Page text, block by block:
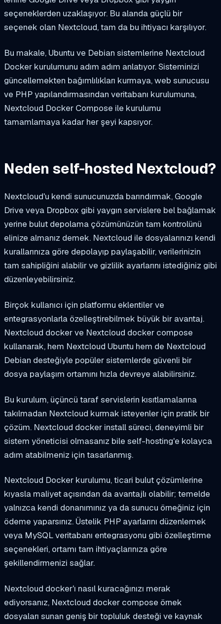
seçeneklerden uzaklaşıyor. Bu alanda güçlü bir
seçenek olan Nextcloud, tam da bu ihtiyacı karşılıyor.
Bu makale, Ubuntu ve Debian sistemlerine Nextcloud
Docker kurulumunu adım adım anlatıyor. Sisteminizi
güncellemekten bağımlılıkları kurmaya, web sunucusu
ve PHP yapılandırmasından veritabanı kurulumuna,
Nextcloud Docker Compose ile kurulumu
tamamlamaya kadar her şeyi kapsıyor.
Neden self-hosted Nextcloud?
Nextcloud'u kendi sunucunuzda barındırmak, Google
Drive veya Dropbox gibi yaygın servislere bel bağlamak
yerine bulut depolama çözümünüzün tam kontrolünü
elinize almanız demek. Nextcloud ile dosyalarınızı kendi
kurallarınıza göre depolayıp paylaşabilir, verilerinizin
tam sahipliğini alabilir ve gizlilik ayarlarını istediğiniz gibi
düzenleyebilirsiniz.
Birçok kullanıcı için platformu eklentiler ve
entegrasyonlarla özelleştirebilmek büyük bir avantaj.
Nextcloud docker ve Nextcloud docker compose
kullanarak, hem Nextcloud Ubuntu hem de Nextcloud
Debian desteğiyle popüler sistemlerde güvenli bir
dosya paylaşım ortamını hızla devreye alabilirsiniz.
Bu kurulum, üçüncü taraf servislerin kısıtlamalarına
takılmadan Nextcloud kurmak isteyenler için pratik bir
çözüm. Nextcloud docker install süreci, deneyimli bir
sistem yöneticisi olmasanız bile self-hosting'e kolayca
adım atabilmeniz için tasarlanmış.
Nextcloud Docker kurulumu, ticari bulut çözümlerine
kıyasla maliyet açısından da avantajlı olabilir; temelde
yalnızca kendi donanımınız ya da sunucu örneğiniz için
ödeme yaparsınız. Üstelik PHP ayarlarını düzenlemek
veya MySQL veritabanı entegrasyonu gibi özelleştirme
seçenekleri, ortamı tam ihtiyaçlarınıza göre
şekillendirmenizi sağlar.
Nextcloud docker'ı nasıl kuracağınızı merak
ediyorsanız, Nextcloud docker compose örnek
dosyaları sunan geniş bir topluluk desteği ve kaynak